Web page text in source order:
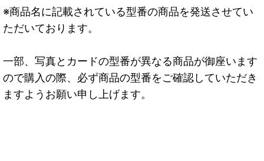
※商品名に記載されている型番の商品を発送させてい
ただいております。
一部、写真とカードの型番が異なる商品が御座います
ので購入の際、必ず商品の型番をご確認していただき
ますようお願い申し上げます。